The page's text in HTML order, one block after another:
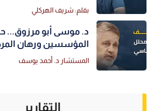
بقلم: شريف الهركلي
د. موسى أبو مرزوق...
المؤسسين ورهان
المستشار د. أحمد يوسف
التقارير